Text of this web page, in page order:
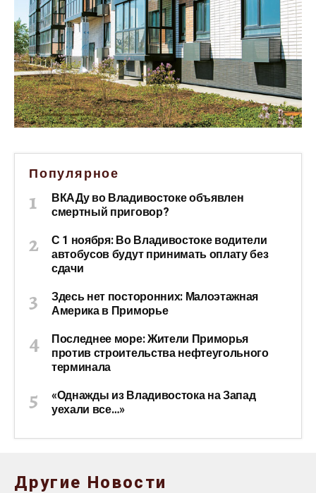
Популярное
ВКАДу во Владивостоке объявлен
смертный приговор?
С 1 ноября: Во Владивостоке водители
автобусов будут принимать оплату без
сдачи
Здесь нет посторонних: Малоэтажная
Америка в Приморье
Последнее море: Жители Приморья
против строительства нефтеугольного
терминала
«Однажды из Владивостока на Запад
уехали все…»
Другие Новости